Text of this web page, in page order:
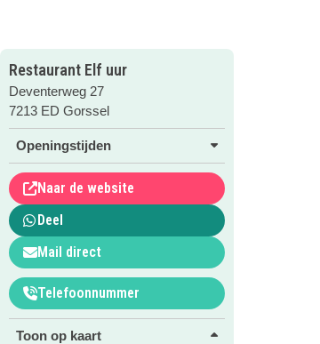
Restaurant Elf uur
Deventerweg 27
7213 ED Gorssel
Openingstijden
Naar de website
Deel
Mail direct
Telefoonnummer
Toon op kaart